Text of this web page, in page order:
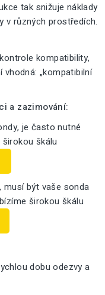
tak snižuje náklady
v různých prostředích.
kompatibility,
„kompatibilní
a zazimování:
je často nutné
škálu
být vaše sonda
širokou škálu
dobu odezvy a